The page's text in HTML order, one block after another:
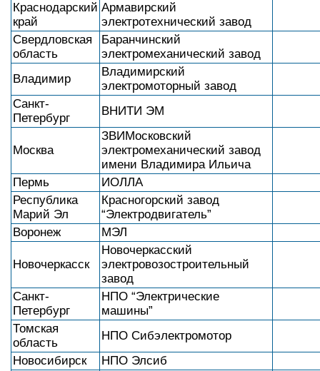
Краснодарский
край
Армавирский
электротехнический завод
Свердловская
область
Баранчинский
электромеханический завод
Владимир
Владимирский
электромоторный завод
Санкт-
Петербург
ВНИТИ ЭМ
Москва
ЗВИМосковский
электромеханический завод
имени Владимира Ильича
Пермь
ИОЛЛА
Республика
Марий Эл
Красногорский завод
“Электродвигатель”
Воронеж
МЭЛ
Новочеркасск
Новочеркасский
электровозостроительный
завод
Санкт-
Петербург
НПО “Электрические
машины”
Томская
область
НПО Сибэлектромотор
Новосибирск
НПО Элсиб